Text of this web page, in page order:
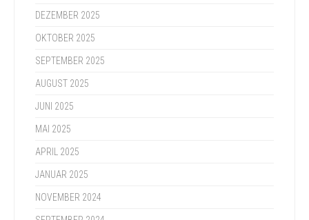
DEZEMBER 2025
OKTOBER 2025
SEPTEMBER 2025
AUGUST 2025
JUNI 2025
MAI 2025
APRIL 2025
JANUAR 2025
NOVEMBER 2024